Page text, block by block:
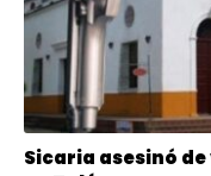
Sicaria asesinó